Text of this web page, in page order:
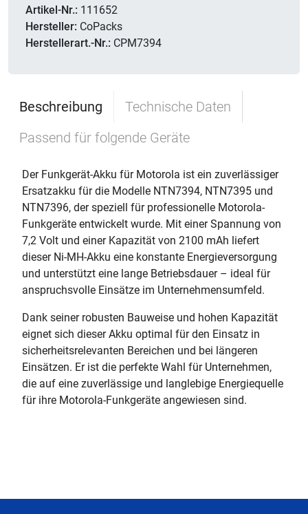
Artikel-Nr.: 111652
Hersteller: CoPacks
Herstellerart.-Nr.: CPM7394
Beschreibung
Technische Daten
Passend für folgende Geräte
Der Funkgerät-Akku für Motorola ist ein zuverlässiger
Ersatzakku für die Modelle NTN7394, NTN7395 und
NTN7396, der speziell für professionelle Motorola-
Funkgeräte entwickelt wurde. Mit einer Spannung von
7,2 Volt und einer Kapazität von 2100 mAh liefert
dieser Ni-MH-Akku eine konstante Energieversorgung
und unterstützt eine lange Betriebsdauer – ideal für
anspruchsvolle Einsätze im Unternehmensumfeld.
Dank seiner robusten Bauweise und hohen Kapazität
eignet sich dieser Akku optimal für den Einsatz in
sicherheitsrelevanten Bereichen und bei längeren
Einsätzen. Er ist die perfekte Wahl für Unternehmen,
die auf eine zuverlässige und langlebige Energiequelle
für ihre Motorola-Funkgeräte angewiesen sind.